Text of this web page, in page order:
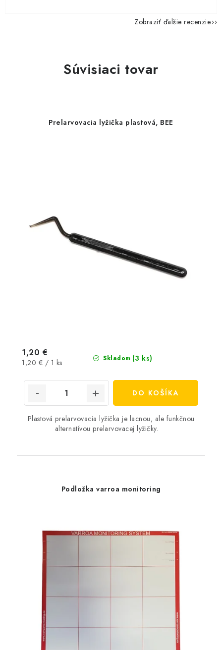
Zobraziť ďalšie recenzie
Súvisiaci tovar
Prelarvovacia lyžička plastová, BEE
Skladom (3 ks)
1,20 €
Jednotková
1,20 € / 1 ks
DO KOŠÍKA
Plastová prelarvovacia lyžička je lacnou, ale funkčnou
alternatívou prelarvovacej lyžičky.
Podložka varroa monitoring